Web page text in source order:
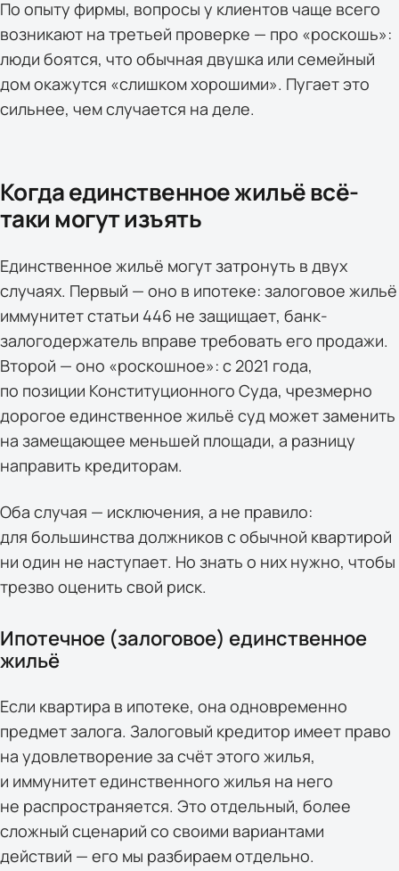
По опыту фирмы, вопросы у клиентов чаще всего
возникают на третьей проверке — про «роскошь»:
люди боятся, что обычная двушка или семейный
дом окажутся «слишком хорошими». Пугает это
сильнее, чем случается на деле.
Когда единственное жильё всё-
таки могут изъять
Единственное жильё могут затронуть в двух
случаях. Первый — оно в ипотеке: залоговое жильё
иммунитет статьи 446 не защищает, банк-
залогодержатель вправе требовать его продажи.
Второй — оно «роскошное»: с 2021 года,
по позиции Конституционного Суда, чрезмерно
дорогое единственное жильё суд может заменить
на замещающее меньшей площади, а разницу
направить кредиторам.
Оба случая — исключения, а не правило:
для большинства должников с обычной квартирой
ни один не наступает. Но знать о них нужно, чтобы
трезво оценить свой риск.
Ипотечное (залоговое) единственное
жильё
Если квартира в ипотеке, она одновременно
предмет залога. Залоговый кредитор имеет право
на удовлетворение за счёт этого жилья,
и иммунитет единственного жилья на него
не распространяется. Это отдельный, более
сложный сценарий со своими вариантами
действий — его мы разбираем отдельно.